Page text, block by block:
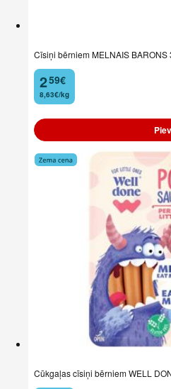
Cīsiņi bērniem MELNAIS BARONS
2
. 59€
8,63€/kg
Cūkgaļas cīsiņi bērniem WELL